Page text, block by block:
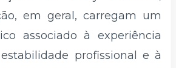
em geral, carregam um
associado à experiência
profissional e à